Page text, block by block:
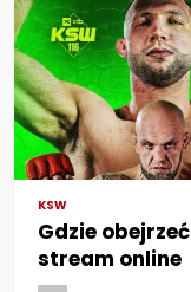
KSW
Gdzie
stream online